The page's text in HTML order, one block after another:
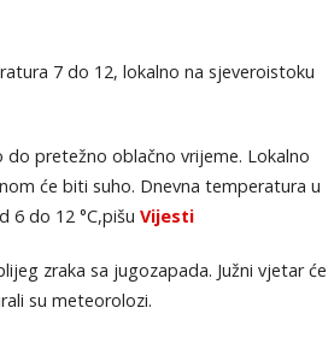
7 do 12, lokalno na sjeveroistoku
pretežno oblačno vrijeme. Lokalno
će biti suho. Dnevna temperatura u
6 do 12 °C,pišu Vijesti
zraka sa jugozapada. Južni vjetar će
su meteorolozi.